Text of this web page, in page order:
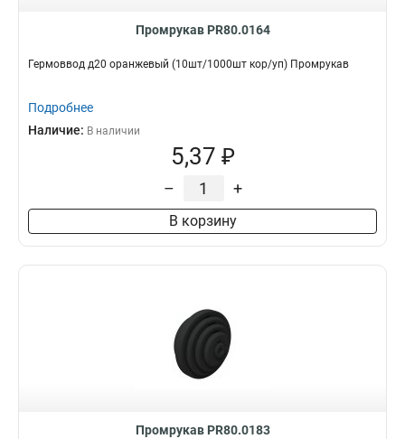
Промрукав PR80.0164
Гермоввод д20 оранжевый (10шт/1000шт кор/уп) Промрукав
Подробнее
Наличие: В наличии
5,37 ₽
– +
В корзину
Промрукав PR80.0183